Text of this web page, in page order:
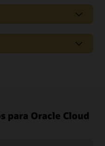
detallada sobre
para Oracle Cloud